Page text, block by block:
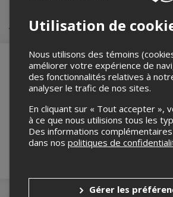
Achat de billets
Merci de confirmer que vous
Utilisation de
Nous utilisons des témoins
améliorer votre expérience de
des fonctionnalités relatives à
analyser le trafic de nos sites.
En cliquant sur « Tout accepter »,
à ce que nous utilisions tous les
Des informations
dans nos politiques de
Gérer les